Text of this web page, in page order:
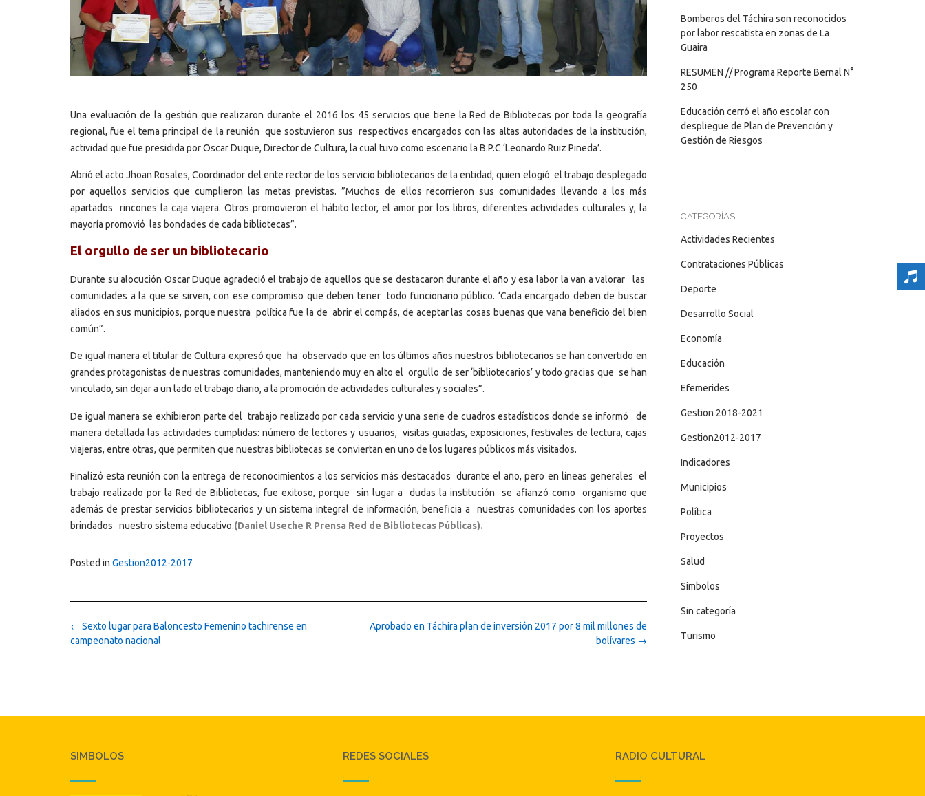
Una evaluación de la gestión que realizaron durante el 2016 los 45 servicios que tiene la Red de Bibliotecas por toda la geografía
regional, fue el tema principal de la reunión que sostuvieron sus respectivos encargados con las altas autoridades de la institución,
actividad que fue presidida por Oscar Duque, Director de Cultura, la cual tuvo como escenario la B.P.C ‘Leonardo Ruiz Pineda’.
Abrió el acto Jhoan Rosales, Coordinador del ente rector de los servicio bibliotecarios de la entidad, quien elogió el trabajo desplegado
por aquellos servicios que cumplieron las metas previstas. ”Muchos de ellos recorrieron sus comunidades llevando a los más
apartados rincones la caja viajera. Otros promovieron el hábito lector, el amor por los libros, diferentes actividades culturales y, la
mayoría promovió las bondades de cada bibliotecas”.
El orgullo de ser un bibliotecario
Durante su alocución Oscar Duque agradeció el trabajo de aquellos que se destacaron durante el año y esa labor la van a valorar las
comunidades a la que se sirven, con ese compromiso que deben tener todo funcionario público. ‘Cada encargado deben de buscar
aliados en sus municipios, porque nuestra política fue la de abrir el compás, de aceptar las cosas buenas que vana beneficio del bien
común”.
De igual manera el titular de Cultura expresó que ha observado que en los últimos años nuestros bibliotecarios se han convertido en
grandes protagonistas de nuestras comunidades, manteniendo muy en alto el orgullo de ser ‘bibliotecarios’ y todo gracias que se han
vinculado, sin dejar a un lado el trabajo diario, a la promoción de actividades culturales y sociales”.
De igual manera se exhibieron parte del trabajo realizado por cada servicio y una serie de cuadros estadísticos donde se informó de
manera detallada las actividades cumplidas: número de lectores y usuarios, visitas guiadas, exposiciones, festivales de lectura, cajas
viajeras, entre otras, que permiten que nuestras bibliotecas se conviertan en uno de los lugares públicos más visitados.
Finalizó esta reunión con la entrega de reconocimientos a los servicios más destacados durante el año, pero en líneas generales el
trabajo realizado por la Red de Bibliotecas, fue exitoso, porque sin lugar a dudas la institución se afianzó como organismo que
además de prestar servicios bibliotecarios y un sistema integral de información, beneficia a nuestras comunidades con los aportes
brindados nuestro sistema educativo.(Daniel Useche R Prensa Red de Bibliotecas Públicas).
Posted in Gestion2012-2017
Post
navigation
Aprobado en Táchira plan de inversión 2017 por 8 mil millones de
bolívares →
← Sexto lugar para Baloncesto Femenino tachirense en
campeonato nacional
Bomberos del Táchira son reconocidos
por labor rescatista en zonas de La
Guaira
RESUMEN // Programa Reporte Bernal N°
250
Educación cerró el año escolar con
despliegue de Plan de Prevención y
Gestión de Riesgos
CATEGORÍAS
Actividades Recientes
Contrataciones Públicas
Deporte
Desarrollo Social
Economía
Educación
Efemerides
Gestion 2018-2021
Gestion2012-2017
Indicadores
Municipios
Política
Proyectos
Salud
Simbolos
Sin categoría
Turismo
SIMBOLOS REDES SOCIALES RADIO CULTURAL